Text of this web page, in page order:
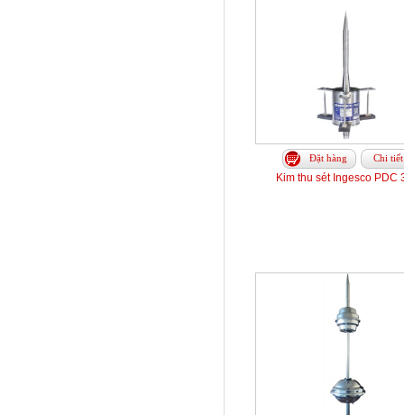
Đặt hàng Chi tiết
Kim thu sét Ingesco PDC